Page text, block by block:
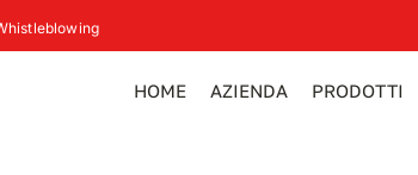
HOME AZIENDA PRODOTTI